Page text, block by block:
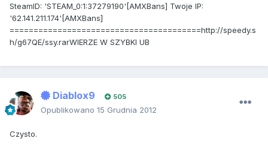
SteamID: 'STEAM_0:1:37279190'[AMXBans] Twoje IP:
'62.141.211.174'[AMXBans]
========================================http://speedy.s
h/g67QE/ssy.rarWIERZE W SZYBKI UB
Diablox9 505
Opublikowano 15 Grudnia 2012
Czysto.